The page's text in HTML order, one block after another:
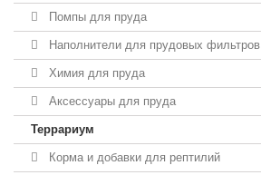
Помпы для пруда
Наполнители для прудовых фильтров
Химия для пруда
Аксессуары для пруда
Террариум
Корма и добавки для рептилий